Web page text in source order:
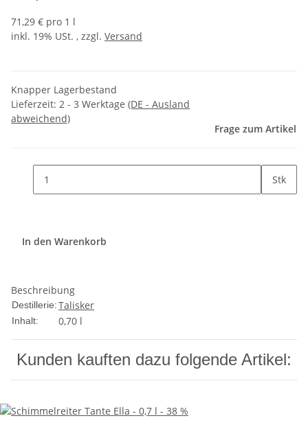
71,29 € pro 1 l
inkl. 19% USt. , zzgl. Versand
Knapper Lagerbestand
Lieferzeit: 2 - 3 Werktage (DE - Ausland
abweichend)
Frage zum Artikel
Stk
In den Warenkorb
Beschreibung
Destillerie:Talisker
Inhalt: 0,70 l
Kunden kauften dazu folgende Artikel: